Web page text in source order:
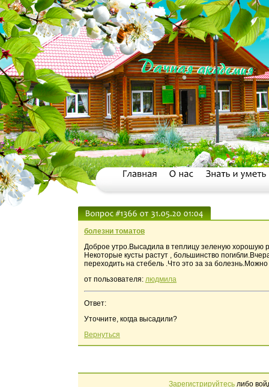
болезни томатов
Доброе утро.Высадила в теплицу зеленую хорошую
Некоторые кусты растут , большинство
переходить на стебель .Что это за за болезнь.Можно
от пользователя: людмила
Ответ:
Уточните, когда высадили?
Вернуться
Зарегистрируйтесь либо